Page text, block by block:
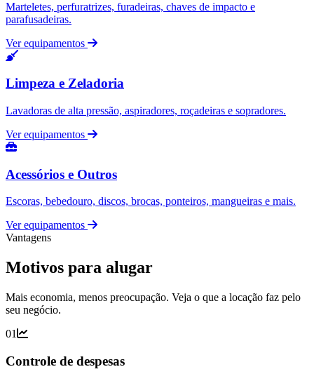
Marteletes, perfuratrizes, furadeiras, chaves de impacto e
parafusadeiras.
Ver equipamentos
Limpeza e Zeladoria
Lavadoras de alta pressão, aspiradores, roçadeiras e sopradores.
Ver equipamentos
Acessórios e Outros
Escoras, bebedouro, discos, brocas, ponteiros, mangueiras e mais.
Ver equipamentos
Vantagens
Motivos para alugar
Mais economia, menos preocupação. Veja o que a locação faz pelo
seu negócio.
01
Controle de despesas